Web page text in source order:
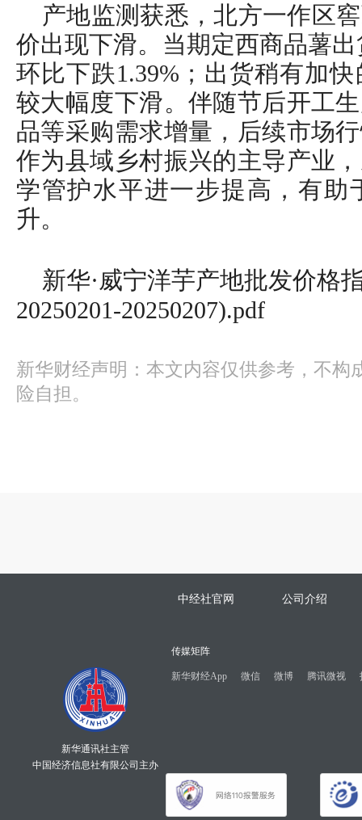
产地监测获悉，北方一作区
价出现下滑。当期定西商品薯
环比下跌1.39%；出货稍有加
较大幅度下滑。伴随节后开工
品等采购需求增量，后续市场
作为县域乡村振兴的主导产业
学管护水平进一步提高，有助
升。
新华·威宁洋芋产地批发价格
20250201-20250207).pdf
新华财经声明：本文内容仅供参考，不构
险自担。
中经社官网 公司介绍
新华通讯社主管
中国经济信息社有限公司主办
传媒矩阵
新华财经App 微信 微博 腾讯微视